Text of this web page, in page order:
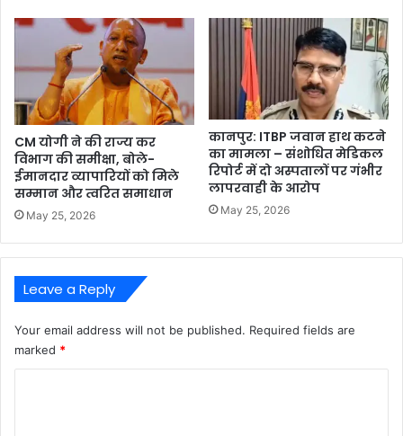
CM योगी ने की राज्य कर
विभाग की समीक्षा, बोले-
ईमानदार व्यापारियों को मिले
सम्मान और त्वरित समाधान
May 25, 2026
कानपुर: ITBP जवान हाथ कटने
का मामला – संशोधित मेडिकल
रिपोर्ट में दो अस्पतालों पर गंभीर
लापरवाही के आरोप
May 25, 2026
Leave a Reply
Your email address will not be published. Required fields are
marked *